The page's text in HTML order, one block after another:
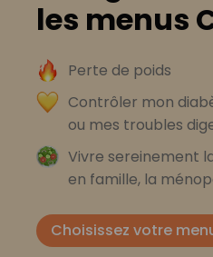
les menus
Perte de poids
Contrôler mon
ou mes troubles
Vivre sereinement
en famille, la
Choisissez votre